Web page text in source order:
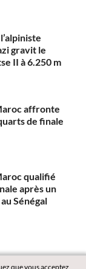
gravit le
II à 6.250 m
affronte
de finale
qualifié
après un
Sénégal
que vous acceptez